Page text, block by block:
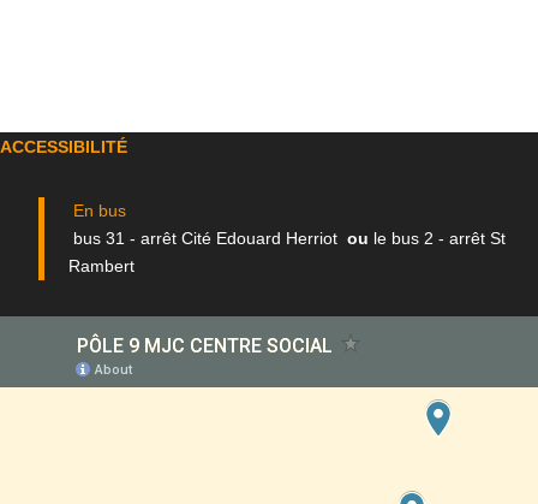
ACCESSIBILITÉ
En bus
bus 31 - arrêt Cité Edouard Herriot ou le bus 2 - arrêt St
Rambert